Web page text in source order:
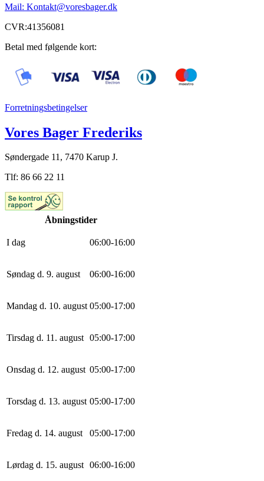
Mail: Kontakt@voresbager.dk
CVR:41356081
Betal med følgende kort:
Forretningsbetingelser
Vores Bager Frederiks
Søndergade 11, 7470 Karup J.
Tlf: 86 66 22 11
Åbningstider
I dag 06:00-16:00
Søndag d. 9. august 06:00-16:00
Mandag d. 10. august 05:00-17:00
Tirsdag d. 11. august 05:00-17:00
Onsdag d. 12. august 05:00-17:00
Torsdag d. 13. august 05:00-17:00
Fredag d. 14. august 05:00-17:00
Lørdag d. 15. august 06:00-16:00